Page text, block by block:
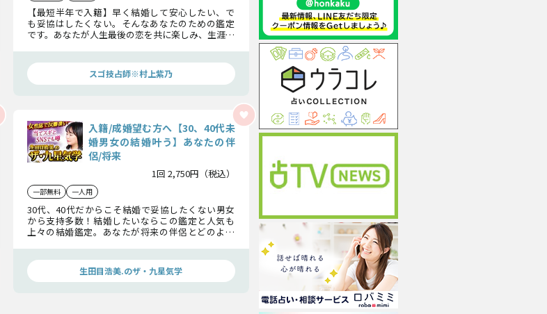
【最短半年で入籍】早く結婚して安心したい、で
も妥協はしたくない。そんなあなたのための鑑定
です。あなたが人生最後の恋を共に楽しみ、生涯支
スゴ技占師※村上紫乃
入籍/成婚望む方へ【30、40代未
婚男女の結婚叶う】あなたの伴
侶/将来
1回 2,750円（税込）
一部無料 一人用
30代、40代だからこそ結婚で妥協したくない男女
から支持多数！結婚したいならこの鑑定と人気も
上々の結婚鑑定。あなたが将来の伴侶とどのよう
生田目浩美.のザ・九星気学